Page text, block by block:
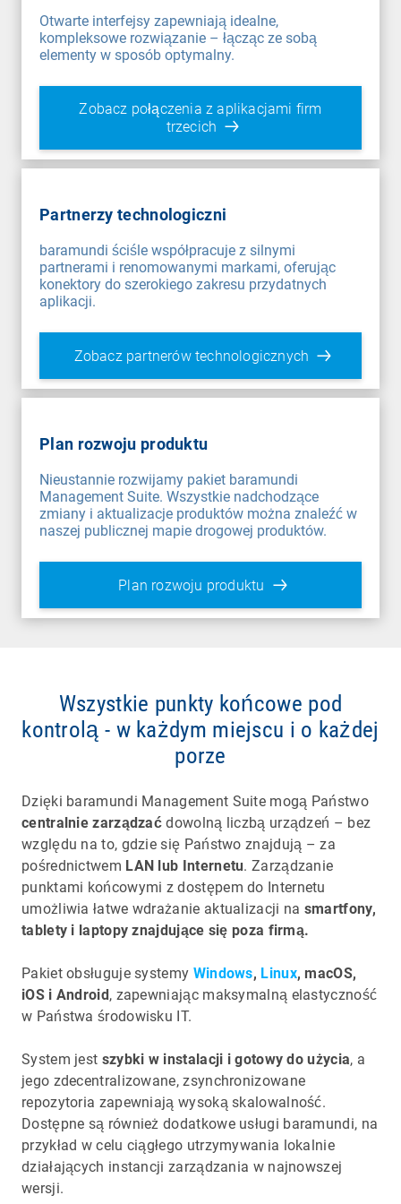
Otwarte interfejsy zapewniają idealne,
kompleksowe rozwiązanie – łącząc ze sobą
elementy w sposób optymalny.
Zobacz połączenia z aplikacjami firm
trzecich
Partnerzy technologiczni
baramundi ściśle współpracuje z silnymi
partnerami i renomowanymi markami, oferując
konektory do szerokiego zakresu przydatnych
aplikacji.
Zobacz partnerów technologicznych
Plan rozwoju produktu
Nieustannie rozwijamy pakiet baramundi
Management Suite. Wszystkie nadchodzące
zmiany i aktualizacje produktów można znaleźć w
naszej publicznej mapie drogowej produktów.
Plan rozwoju produktu
Wszystkie punkty końcowe pod
kontrolą - w każdym miejscu i o każdej
porze
Dzięki baramundi Management Suite mogą Państwo
centralnie zarządzać dowolną liczbą urządzeń – bez
względu na to, gdzie się Państwo znajdują – za
pośrednictwem LAN lub Internetu. Zarządzanie
punktami końcowymi z dostępem do Internetu
umożliwia łatwe wdrażanie aktualizacji na smartfony,
tablety i laptopy znajdujące się poza firmą.
Pakiet obsługuje systemy Windows, Linux, macOS,
iOS i Android, zapewniając maksymalną elastyczność
w Państwa środowisku IT.
System jest szybki w instalacji i gotowy do użycia, a
jego zdecentralizowane, zsynchronizowane
repozytoria zapewniają wysoką skalowalność.
Dostępne są również dodatkowe usługi baramundi, na
przykład w celu ciągłego utrzymywania lokalnie
działających instancji zarządzania w najnowszej
wersji.